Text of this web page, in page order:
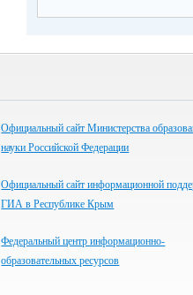
Официальный сайт Министерства
науки Российской Федерации
Официальный сайт информационной
ГИА в Республике Крым
Федеральный центр информационно-
образовательных ресурсов